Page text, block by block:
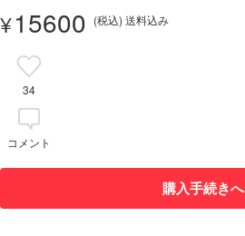
¥15600 (税込) 送料込み
34
コメント
購入手続きへ